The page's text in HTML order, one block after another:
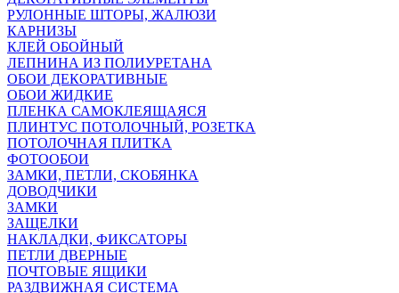
РУЛОННЫЕ ШТОРЫ, ЖАЛЮЗИ
КАРНИЗЫ
КЛЕЙ ОБОЙНЫЙ
ЛЕПНИНА ИЗ ПОЛИУРЕТАНА
ОБОИ ДЕКОРАТИВНЫЕ
ОБОИ ЖИДКИЕ
ПЛЕНКА САМОКЛЕЯЩАЯСЯ
ПЛИНТУС ПОТОЛОЧНЫЙ, РОЗЕТКА
ПОТОЛОЧНАЯ ПЛИТКА
ФОТООБОИ
ЗАМКИ, ПЕТЛИ, СКОБЯНКА
ДОВОДЧИКИ
ЗАМКИ
ЗАЩЕЛКИ
НАКЛАДКИ, ФИКСАТОРЫ
ПЕТЛИ ДВЕРНЫЕ
ПОЧТОВЫЕ ЯЩИКИ
РАЗДВИЖНАЯ СИСТЕМА